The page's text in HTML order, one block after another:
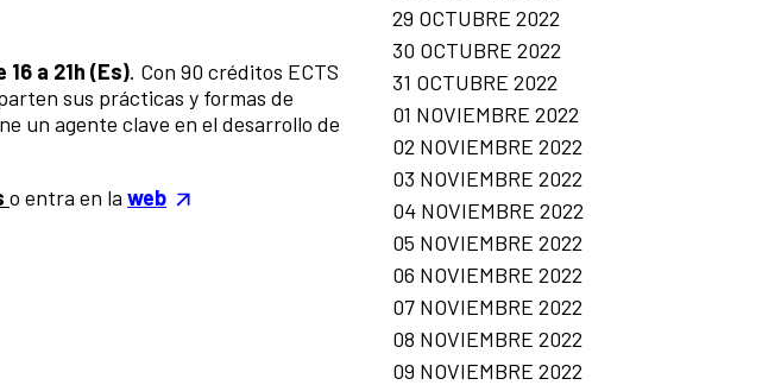
a 21h (Es). Con 90 créditos ECTS
sus prácticas y formas de
un agente clave en el desarrollo de
o entra en la web
29 OCTUBRE 2022
30 OCTUBRE 2022
31 OCTUBRE 2022
01 NOVIEMBRE 2022
02 NOVIEMBRE 2022
03 NOVIEMBRE 2022
04 NOVIEMBRE 2022
05 NOVIEMBRE 2022
06 NOVIEMBRE 2022
07 NOVIEMBRE 2022
08 NOVIEMBRE 2022
09 NOVIEMBRE 2022